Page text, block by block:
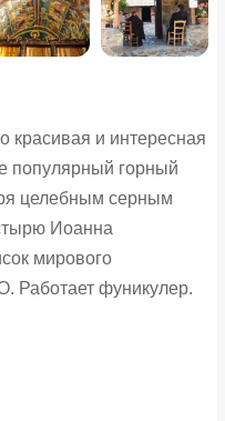
красивая и интересная
популярный горный
целебным серным
Иоанна
мирового
Работает фуникулер.